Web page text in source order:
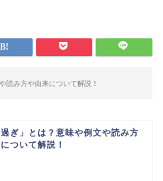
読み方や由来について解説！
過ぎ」とは？意味や例文や読み方
ついて解説！